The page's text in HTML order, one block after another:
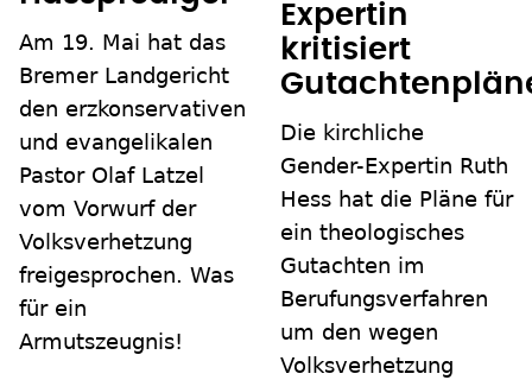
Am 19. Mai hat das
Bremer Landgericht
den erzkonservativen
und evangelikalen
Pastor Olaf Latzel
vom Vorwurf der
Volksverhetzung
freigesprochen. Was
für ein
Armutszeugnis!
Expertin
kritisiert
Die kirchliche
Gender-Expertin Ruth
Hess hat die Pläne für
ein theologisches
Gutachten im
Berufungsverfahren
um den wegen
Volksverhetzung